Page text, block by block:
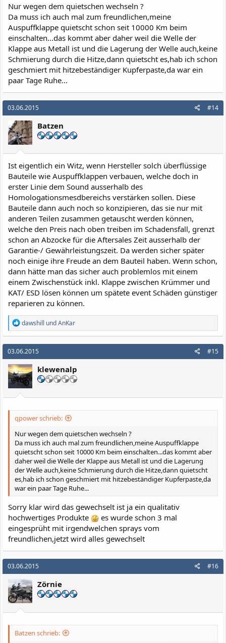
Nur wegen dem quietschen wechseln ?
Da muss ich auch mal zum freundlichen,meine
Auspuffklappe quietscht schon seit 10000 Km beim
einschalten...das kommt aber daher weil die Welle der
Klappe aus Metall ist und die Lagerung der Welle auch,keine
Schmierung durch die Hitze,dann quietscht es,hab ich schon
geschmiert mit hitzebeständiger Kupferpaste,da war ein
paar Tage Ruhe...
03.06.2015 #14
Batzen
Ist eigentlich ein Witz, wenn Hersteller solch überflüssige
Bauteile wie Auspuffklappen verbauen, welche doch in
erster Linie dem Sound ausserhalb des
Homologationsmesdbereichs verstärken sollen. Diese
Bauteile dann auch noch so konzipieren, das sie nur mit
anderen Teilen zusammen getauscht werden können,
welche den Preis nach oben treiben im Schadensfall, grenzt
schon an Abzocke für die Aftersales Zeit ausserhalb der
Garantie-/ Gewährleistungszeit. Da werden sicher später
noch einige ihre Freude an dem Bauteil haben. Wenn schon,
dann hätte man das sicher auch problemlos mit einem
einem Zwischenstück inkl. Klappe zwischen Krümmer und
KAT/ ESD lösen können um spätete event Schäden günstiger
reparieren zu können.
R
e
a
k
t
i
o
n
e
n
dawshill undAnKar
03.06.2015 #15
klewenalp
qpower schrieb:
Nur wegen dem quietschen wechseln ?
Da muss ich auch mal zum freundlichen,meine Auspuffklappe
quietscht schon seit 10000 Km beim einschalten...das kommt aber
daher weil die Welle der Klappe aus Metall ist und die Lagerung
der Welle auch,keine Schmierung durch die Hitze,dann quietscht
es,hab ich schon geschmiert mit hitzebeständiger Kupferpaste,da
war ein paar Tage Ruhe...
Sorry klar wird das gewechselt ist ja ein qualitativ
hochwertiges Produkte
es wurde schon 3 mal
eingesprüht mit irgendwelchen sprays vom
freundlichen,jetzt wird alles gewechselt
03.06.2015 #16
Zörnie
Batzen schrieb: